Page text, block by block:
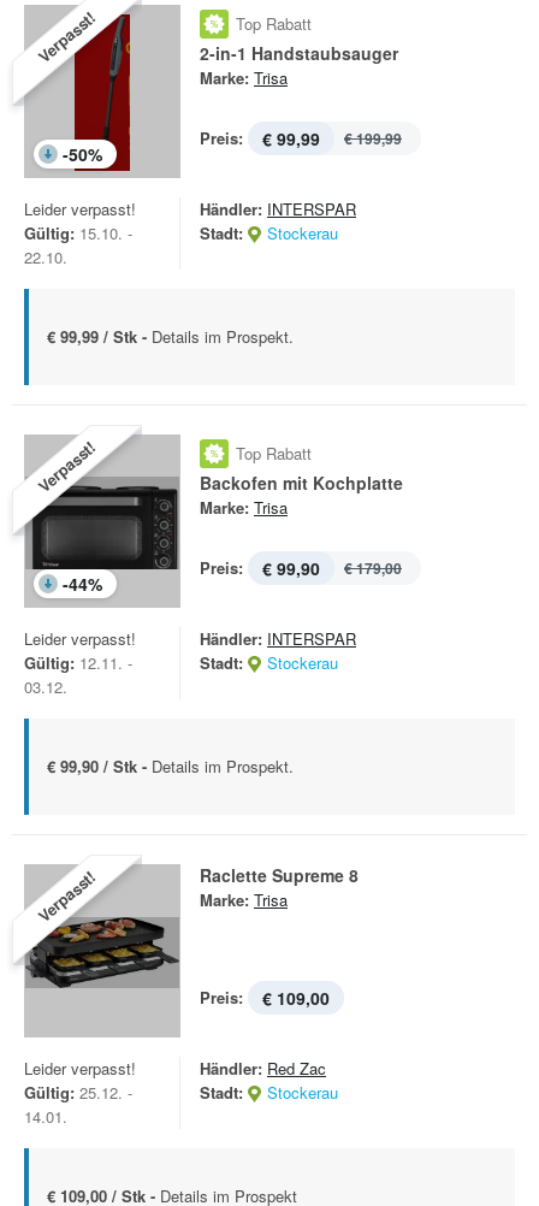
Verpasst!
-50%
Top Rabatt
2-in-1 Handstaubsauger
Marke: Trisa
Preis: € 99,99 € 199,99
Leider verpasst!
Gültig: 15.10. -
22.10.
Händler: INTERSPAR
Stadt:
Stockerau
€ 99,99 / Stk - Details im Prospekt.
Verpasst!
-44%
Top Rabatt
Backofen mit Kochplatte
Marke: Trisa
Preis: € 99,90 € 179,00
Leider verpasst!
Gültig: 12.11. -
03.12.
Händler: INTERSPAR
Stadt:
Stockerau
€ 99,90 / Stk - Details im Prospekt.
Verpasst! Raclette Supreme 8
Marke: Trisa
Preis: € 109,00
Leider verpasst!
Gültig: 25.12. -
14.01.
Händler: Red Zac
Stadt:
Stockerau
€ 109,00 / Stk - Details im Prospekt